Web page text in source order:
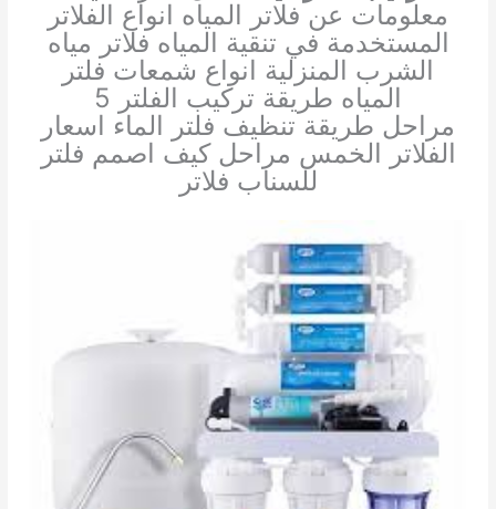
معلومات عن فلاتر المياه انواع الفلاتر
المستخدمة في تنقية المياه فلاتر مياه
الشرب المنزلية انواع شمعات فلتر
المياه طريقة تركيب الفلتر 5
مراحل طريقة تنظيف فلتر الماء اسعار
الفلاتر الخمس مراحل كيف اصمم فلتر
للسناب فلاتر